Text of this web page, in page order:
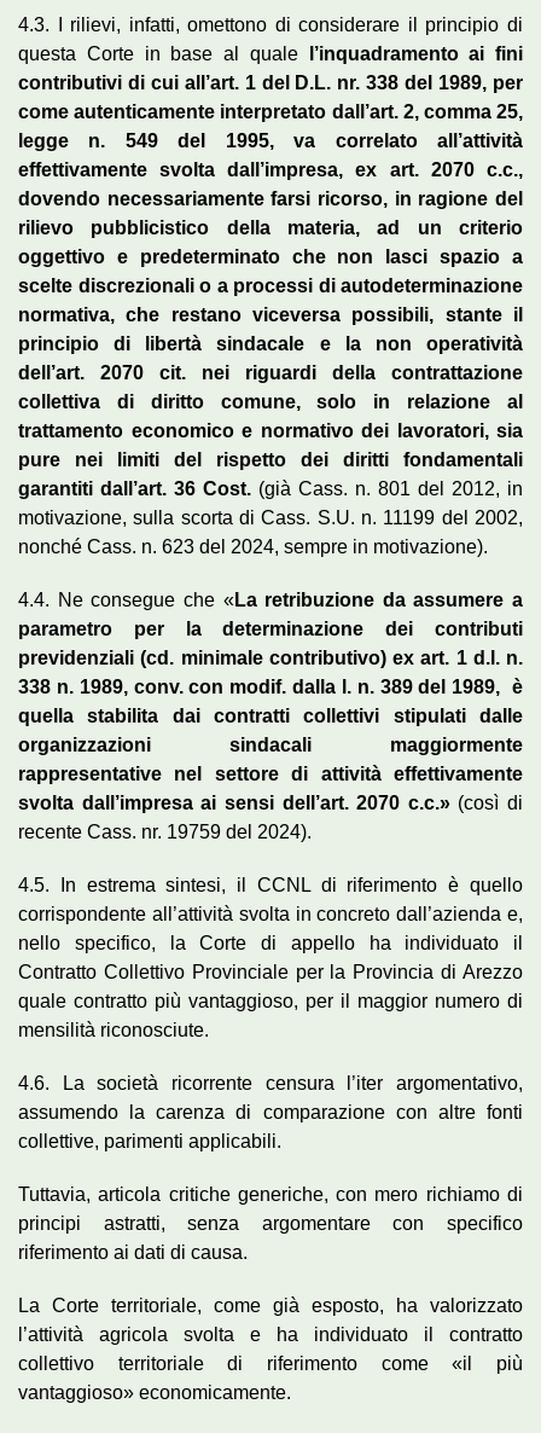
4.3. I rilievi, infatti, omettono di considerare il principio di
questa Corte in base al qualel’inquadramento ai fini
contributivi di cui all’art. 1 del D.L. nr. 338 del 1989, per
come autenticamente interpretato dall’art. 2, comma 25,
legge n. 549 del 1995, va correlato all’attività
effettivamente svolta dall’impresa, ex art. 2070 c.c.,
dovendo necessariamente farsi ricorso, in ragione del
rilievo pubblicistico della materia, ad un criterio
oggettivo e predeterminato che non lasci spazio a
scelte discrezionali o a processi di autodeterminazione
normativa, che restano viceversa possibili, stante il
principio di libertà sindacale e la non operatività
dell’art. 2070 cit. nei riguardi della contrattazione
collettiva di diritto comune, solo in relazione al
trattamento economico e normativo dei lavoratori, sia
pure nei limiti del rispetto dei diritti fondamentali
garantiti dall’art. 36 Cost. (già Cass. n. 801 del 2012, in
motivazione, sulla scorta di Cass. S.U. n. 11199 del 2002,
nonché Cass. n. 623 del 2024, sempre in motivazione).
4.4. Ne consegue che «La retribuzione da assumere a
parametro per la determinazione dei contributi
previdenziali (cd. minimale contributivo) ex art. 1 d.l. n.
338 n. 1989, conv. con modif. dalla l. n. 389 del 1989, è
quella stabilita dai contratti collettivi stipulati dalle
organizzazioni sindacali maggiormente
rappresentative nel settore di attività effettivamente
svolta dall’impresa ai sensi dell’art. 2070 c.c.»(così di
recente Cass. nr. 19759 del 2024).
4.5. In estrema sintesi, il CCNL di riferimento è quello
corrispondente all’attività svolta in concreto dall’azienda e,
nello specifico, la Corte di appello ha individuato il
Contratto Collettivo Provinciale per la Provincia di Arezzo
quale contratto più vantaggioso, per il maggior numero di
mensilità riconosciute.
4.6. La società ricorrente censura l’iter argomentativo,
assumendo la carenza di comparazione con altre fonti
collettive, parimenti applicabili.
Tuttavia, articola critiche generiche, con mero richiamo di
principi astratti, senza argomentare con specifico
riferimento ai dati di causa.
La Corte territoriale, come già esposto, ha valorizzato
l’attività agricola svolta e ha individuato il contratto
collettivo territoriale di riferimento come «il più
vantaggioso» economicamente.